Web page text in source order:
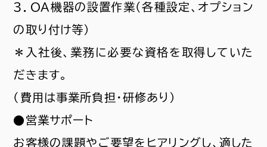
３．ＯＡ機器の設置作業（各種設定、オプション
の取り付け等）
＊入社後、業務に必要な資格を取得していた
だきます。
（費用は事業所負担・研修あり）
●営業サポート
お客様の課題やご要望をヒアリングし、適した